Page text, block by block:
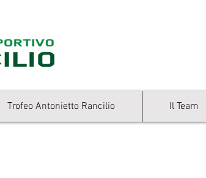
Trofeo Antonietto Rancilio Il Team